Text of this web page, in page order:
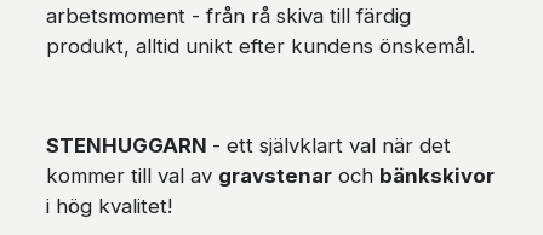
arbetsmoment - från rå skiva till färdig
produkt, alltid unikt efter kundens önskemål.
STENHUGGARN - ett självklart val när det
kommer till val av gravstenar och bänkskivor
i hög kvalitet!